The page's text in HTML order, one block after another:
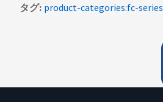
タグ product-categories:fc-series